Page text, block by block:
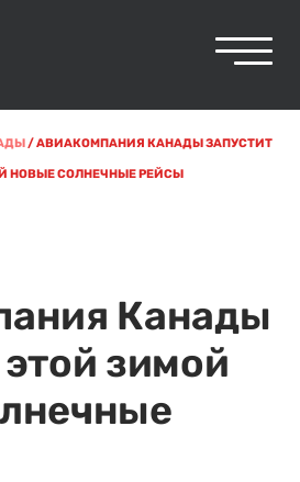
/АВИАКОМПАНИЯ КАНАДЫ ЗАПУСТИТ
НОВЫЕ СОЛНЕЧНЫЕ РЕЙСЫ
Канады
зимой